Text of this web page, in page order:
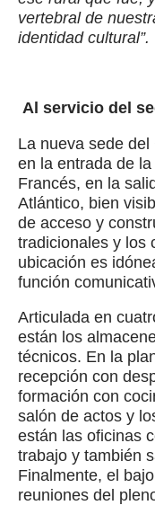
vertebral de
identidad cultural”.
Al servicio del
La nueva sede
en la entrada de
Francés, en la
Atlántico, bien
de acceso y
tradicionales y los
ubicación es
función
Articulada en
están los
técnicos. En la
recepción con
formación con
salón de actos y
están las oficinas
trabajo y también
Finalmente, el
reuniones del